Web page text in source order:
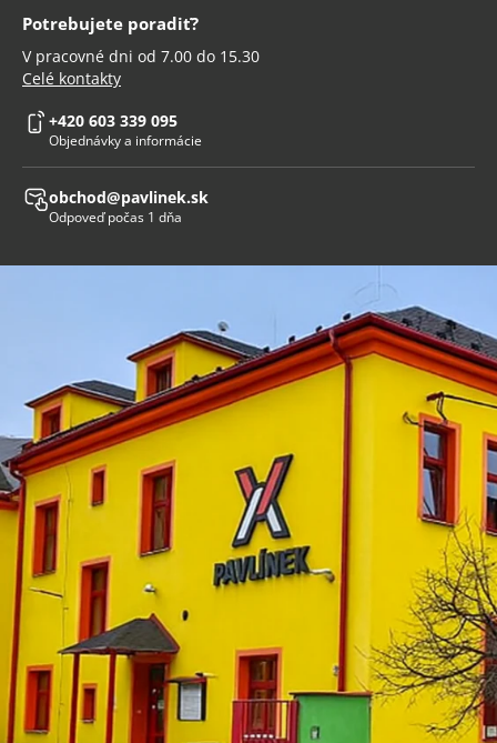
Potrebujete poradiť?
V pracovné dni od 7.00 do 15.30
Celé kontakty
+420 603 339 095
Objednávky a informácie
obchod@pavlinek.sk
Odpoveď počas 1 dňa